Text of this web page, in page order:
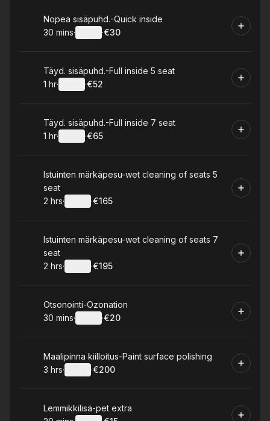
Book
Nopea sisäpuhd.-Quick inside
.Duration:
30 mins· ·
.Price
€30
Book
Täyd. sisäpuhd.-Full inside 5 seat
. Duration :
1 hr· ·
.Price
€52
Book
Täyd. sisäpuhd.-Full inside 7 seat
. Duration :
1 hr· ·
.Price
€65
Book
Istuinten märkäpesu-wet cleaning of seats 5
seat
. Duration:
2 hrs· ·
.Price
€165
Book
Istuinten märkäpesu-wet cleaning of seats 7
seat
. Duration:
2 hrs· ·
.Price
€195
Book
Otsonointi-Ozonation
.Duration:
30 mins· ·
.Price
€20
Book
Maalipinna kiilloitus-Paint surface polishing
. Duration:
3 hrs· ·
.Price
€200
Book
Lemmikkilisä-pet extra